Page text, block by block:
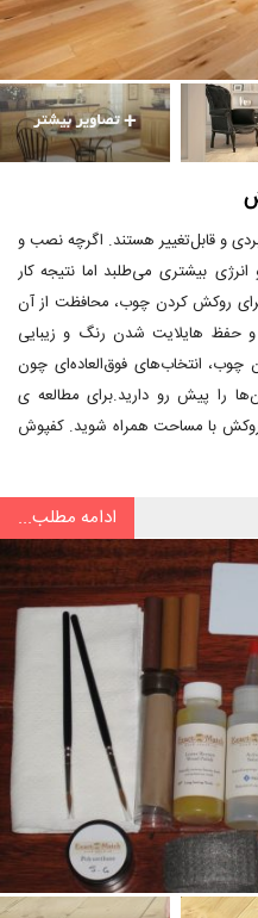
و قابل‌تغییر هستند. اگرچه نصب و
بیشتری می‌طلبد اما نتیجه کار
روکش کردن چوب، محافظت از آن
و حفظ هایلایت شدن رنگ و زیبایی
انتخاب‌های فوق‌العاده‌ای چون
را پیش رو دارید.برای مطالعه ی
با مساحت همراه شوید. کفپوش
ادامه مطلب...